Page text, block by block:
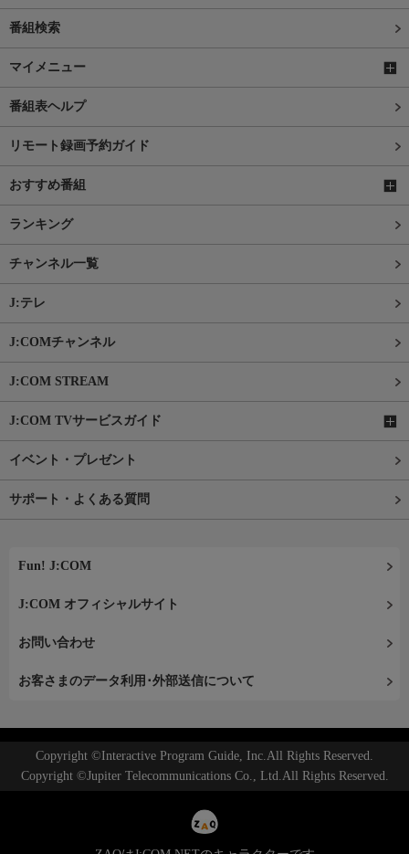
番組検索
マイメニュー
番組表ヘルプ
リモート録画予約ガイド
おすすめ番組
ランキング
チャンネル一覧
J:テレ
J:COMチャンネル
J:COM STREAM
J:COM TVサービスガイド
イベント・プレゼント
サポート・よくある質問
Fun! J:COM
J:COM オフィシャルサイト
お問い合わせ
お客さまのデータ利用･外部送信について
Copyright ©Interactive Program Guide, Inc.All Rights Reserved.
Copyright ©Jupiter Telecommunications Co., Ltd.All Rights Reserved.